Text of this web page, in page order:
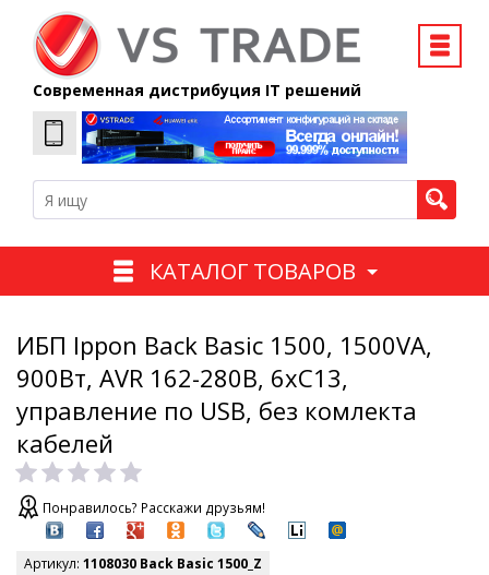
Современная дистрибуция IT решений
КАТАЛОГ ТОВАРОВ
ИБП Ippon Back Basic 1500, 1500VA,
900Вт, AVR 162-280В, 6хС13,
управление по USB, без комлекта
кабелей
Понравилось? Расскажи друзьям!
Артикул: 1108030 Back Basic 1500_Z